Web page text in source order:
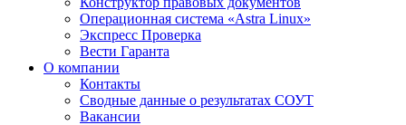
Операционная система «Astra Linux»
Экспресс Проверка
Вести Гаранта
О компании
Контакты
Сводные данные о результатах СОУТ
Вакансии